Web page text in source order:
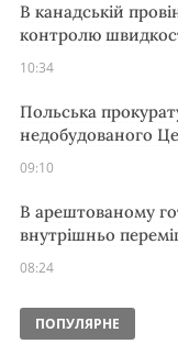
В канадській
контролю
10:34
Польська
недобудованого
09:10
В арештованому
внутрішньо
08:24
ПОПУЛЯРНЕ